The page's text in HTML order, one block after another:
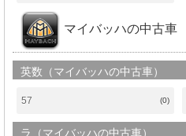
マイバッハの中古車
英数（マイバッハの中古車）
57 (0)
ラ（マイバッハの中古車）